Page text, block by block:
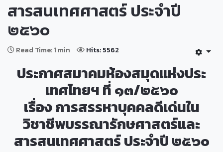
สารสนเทศศาสตร์ ประจำปี
๒๕๖๐
Read Time: 1 min Hits: 5562
ประกาศสมาคมห้องสมุดแห่งประ
เทศไทยฯ ที่ ๑๓/๒๕๖๐
เรื่อง การสรรหาบุคคลดีเด่นใน
วิชาชีพบรรณารักษศาสตร์และ
สารสนเทศศาสตร์ ประจำปี ๒๕๖๐